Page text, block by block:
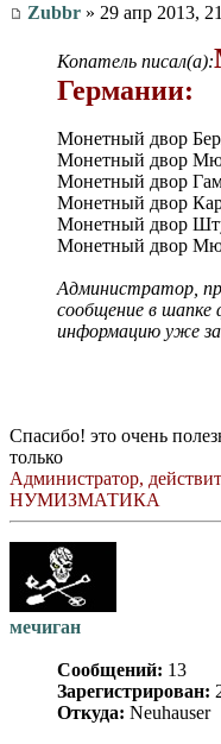
Zubbr » 29 апр 2013,
Копатель писал(а):
Германии:
Монетный двор
Монетный двор
Монетный двор
Монетный двор
Монетный двор
Монетный двор
Администратор,
сообщение в
информацию уже
Спасибо! это очень
только
Администратор,
НУМИЗМАТИКА
мечиган
Сообщений: 13
Зарегистрирован:
Откуда: Neuhauser